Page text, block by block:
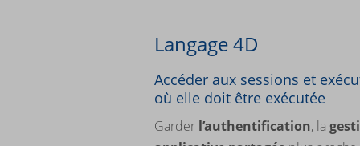
Langage 4D
Accéder aux sessions et
où elle doit être exécutée
Garder l’authentification, la